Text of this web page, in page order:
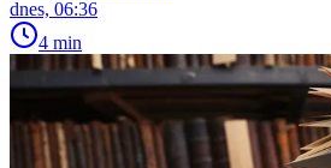
dnes, 06:36
4 min